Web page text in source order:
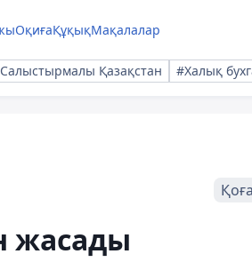
ОқиғаҚұқықМақалалар
Қазақстан #Халық
жасады